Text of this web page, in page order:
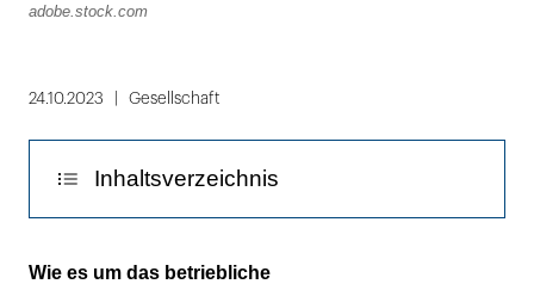
adobe.stock.com
24.10.2023 Gesellschaft
Inhaltsverzeichnis
Die aktive Einbindung der Beschäftigten lässt
Wie es um das betriebliche